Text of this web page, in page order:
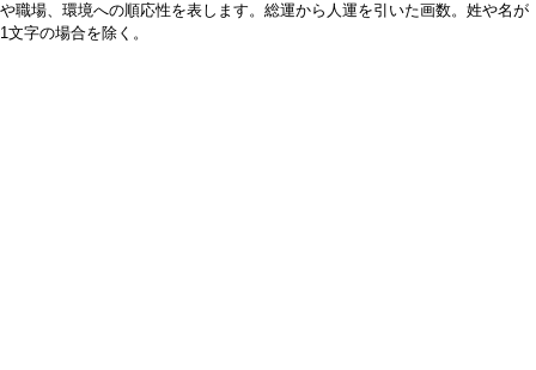
や職場、環境への順応性を表します。総運から人運を引いた画数。姓や名が
1文字の場合を除く。